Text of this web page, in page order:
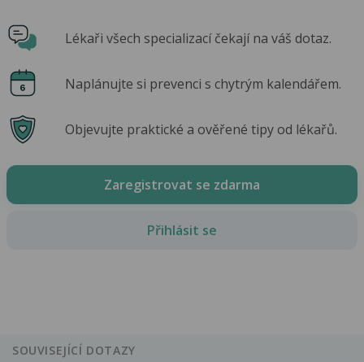
Lékaři všech specializací čekají na váš dotaz.
Naplánujte si prevenci s chytrým kalendářem.
Objevujte praktické a ověřené tipy od lékařů.
Zaregistrovat se zdarma
Přihlásit se
SOUVISEJÍCÍ DOTAZY